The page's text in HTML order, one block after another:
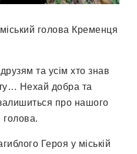
голова Кременця
та усім хто знав
Нехай добра та
про нашого
голова.
Героя у міській